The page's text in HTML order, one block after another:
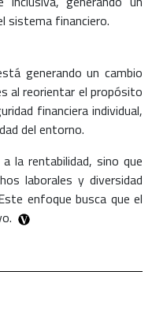
sistema financiero.
generando un cambio
al reorientar el propósito
financiera individual,
del entorno.
la rentabilidad, sino que
laborales y diversidad
enfoque busca que el